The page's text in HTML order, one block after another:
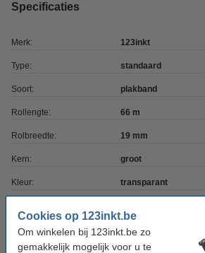
Cookies op 123inkt.be
Om winkelen bij 123inkt.be zo
gemakkelijk mogelijk voor u te
Specificaties
Merk: 123inkt
Type: standaard
Soort: plakband
Rollengte: 66 m
Rolbreedte: 19 mm
Kern: groot
Kleur: transparant
Winstpakker!